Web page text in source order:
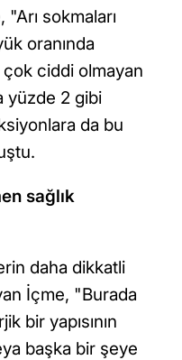
sokmaları
oranında
çok ciddi olmayan
yüzde 2 gibi
da bu
sağlık
daha dikkatli
İçme, "Burada
bir yapısının
başka bir şeye